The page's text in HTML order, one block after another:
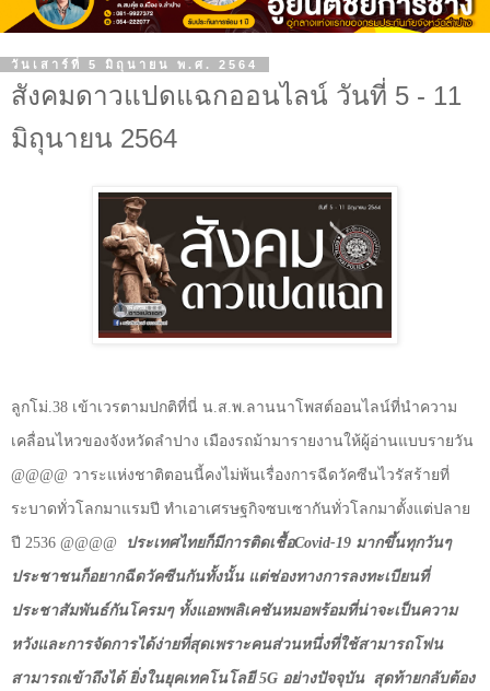
วันเสาร์ที่ 5 มิถุนายน พ.ศ. 2564
สังคมดาวแปดแฉกออนไลน์ วันที่ 5 - 11
มิถุนายน 2564
ลูกโม่.38 เข้าเวรตามปกติที่นี่ น.ส.พ.ลานนาโพสต์ออนไลน์ที่นำความ
เคลื่อนไหวของจังหวัดลำปาง เมืองรถม้ามารายงานให้ผู้อ่านแบบรายวัน
@@@@ วาระแห่งชาติตอนนี้คงไม่พ้นเรื่องการฉีดวัคซีนไวรัสร้ายที่
ระบาดทั่วโลกมาแรมปี ทำเอาเศรษฐกิจซบเซากันทั่วโลกมาตั้งแต่ปลาย
ปี 2536 @@@@ ประเทศไทยก็มีการติดเชื้อCovid-19 มากขึ้นทุกวันๆ
ประชาชนก็อยากฉีดวัคซีนกันทั้งนั้น แต่ช่องทางการลงทะเบียนที่
ประชาสัมพันธ์กันโครมๆ ทั้งแอพพลิเคชันหมอพร้อมที่น่าจะเป็นความ
หวังและการจัดการได้ง่ายที่สุดเพราะคนส่วนหนึ่งที่ใช้สามารถโฟน
สามารถเข้าถึงได้ ยิ่งในยุคเทคโนโลยี 5G อย่างปัจจุบัน สุดท้ายกลับต้อง